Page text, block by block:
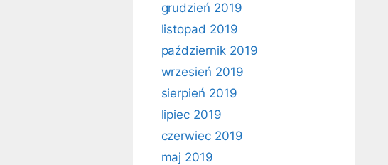
grudzień 2019
listopad 2019
październik 2019
wrzesień 2019
sierpień 2019
lipiec 2019
czerwiec 2019
maj 2019